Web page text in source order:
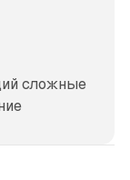
сложные